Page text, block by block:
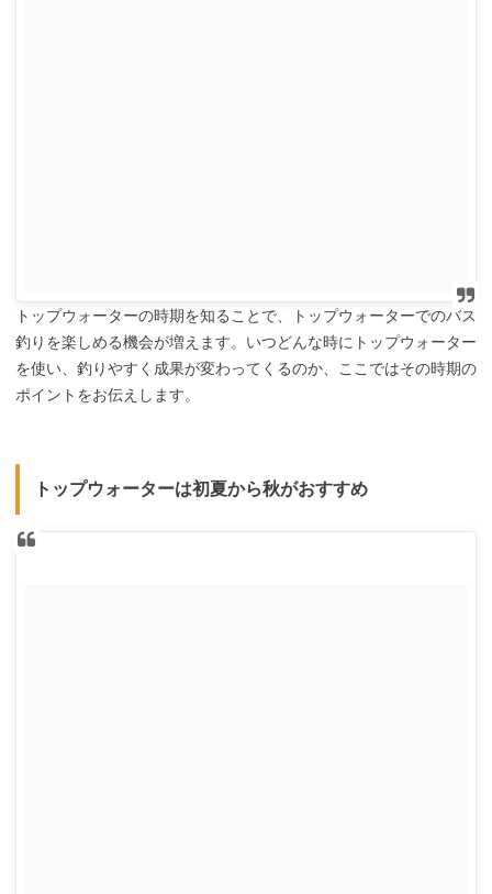
トップウォーターの時期を知ることで、トップウォーターでのバス
釣りを楽しめる機会が増えます。いつどんな時にトップウォーター
を使い、釣りやすく成果が変わってくるのか、ここではその時期の
ポイントをお伝えします。
トップウォーターは初夏から秋がおすすめ